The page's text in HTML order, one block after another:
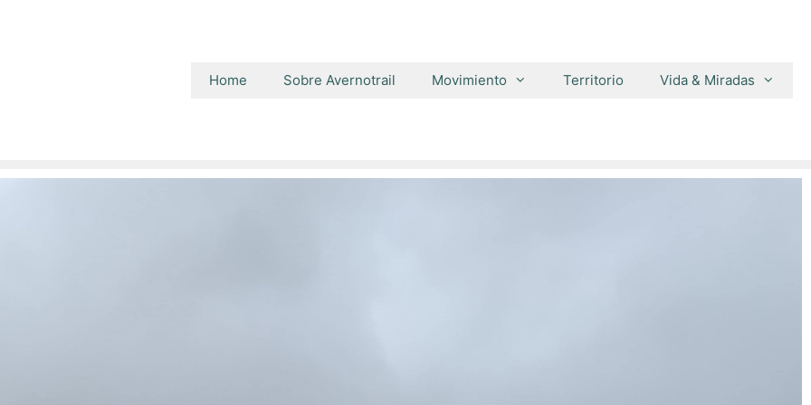
Home
Sobre Avernotrail Movimiento Territorio Vida & Miradas